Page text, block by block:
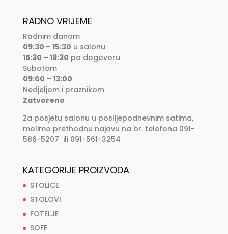
RADNO VRIJEME
Radnim danom
09:30 – 15:30 u salonu
15:30 – 19:30 po dogovoru
Subotom
09:00 – 13:00
Nedjeljom i praznikom
Zatvoreno
Za posjetu salonu u poslijepodnevnim satima,
molimo prethodnu najavu na br. telefona 091-
586-5207 ili 091-561-3254
KATEGORIJE PROIZVODA
STOLICE
STOLOVI
FOTELJE
SOFE